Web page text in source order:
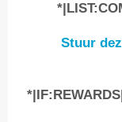
Stuur